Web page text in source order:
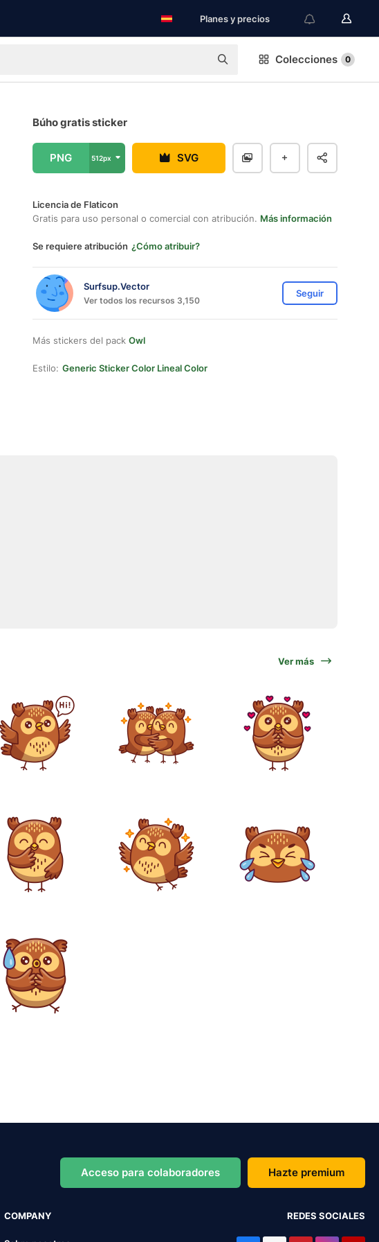
Planes y precios
Colecciones 0
Búho gratis sticker
PNG 512px SVG
Licencia de Flaticon
Gratis para uso personal o comercial con atribución. Más información
Se requiere atribución ¿Cómo atribuir?
Surfsup.Vector
Ver todos los recursos 3,150
Seguir
Más stickers del pack Owl
Estilo: Generic Sticker Color Lineal Color
Ver más
Acceso para colaboradores Hazte premium
COMPANY REDES SOCIALES